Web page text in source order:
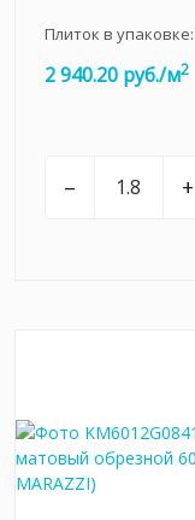
Плиток в упаковке:
2 940.20 руб./м2
– +